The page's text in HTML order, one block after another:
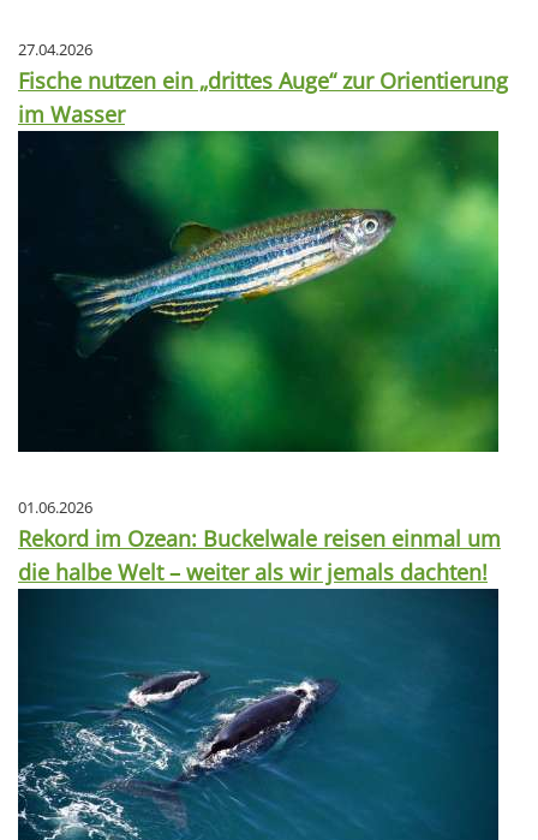
27.04.2026
Fische nutzen ein „drittes Auge“ zur Orientierung
im Wasser
01.06.2026
Rekord im Ozean: Buckelwale reisen einmal um
die halbe Welt – weiter als wir jemals dachten!